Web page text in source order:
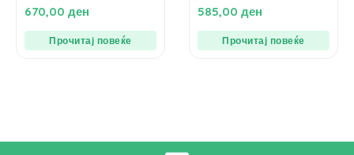
0
од
670,00 ден
Прочитај повеќе
0
од
585,00 ден
Прочитај повеќе